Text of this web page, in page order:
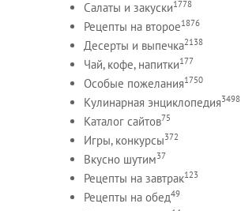
Салаты и закуски1778
Рецепты на второе1876
Десерты и выпечка2138
Чай, кофе, напитки177
Особые пожелания1750
Кулинарная энциклопедия3498
Каталог сайтов75
Игры, конкурсы372
Вкусно шутим37
Рецепты на завтрак123
Рецепты на обед49